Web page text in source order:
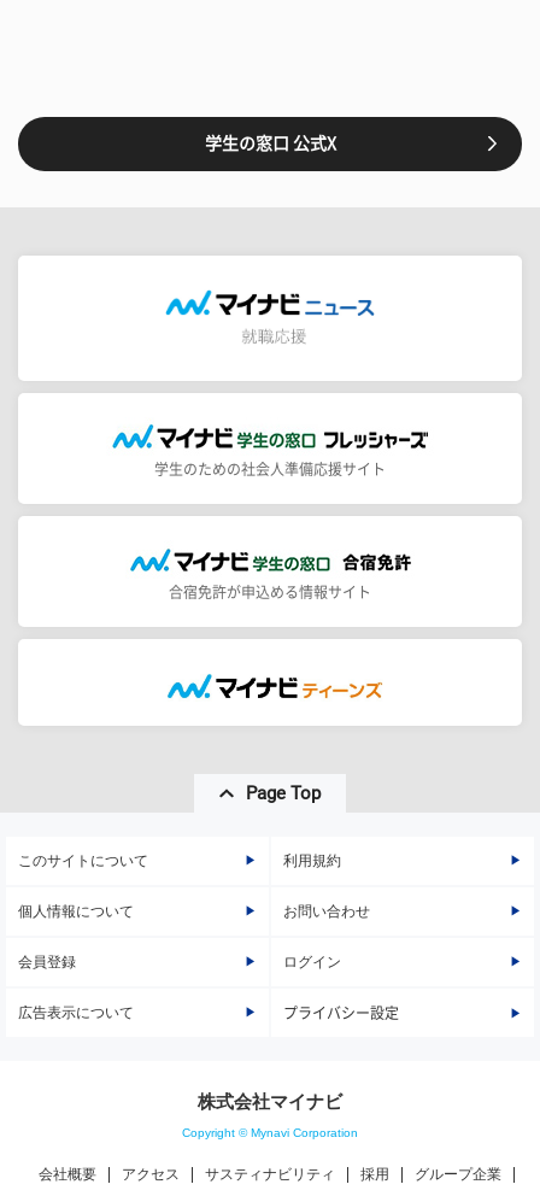
学生の窓口 公式X
学生のための社会人準備応援サイト
合宿免許が申込める情報サイト
Page Top
このサイトについて 利用規約
個人情報について お問い合わせ
会員登録 ログイン
広告表示について プライバシー設定
株式会社マイナビ
Copyright © Mynavi Corporation
会社概要 アクセス サスティナビリティ 採用
グループ企業